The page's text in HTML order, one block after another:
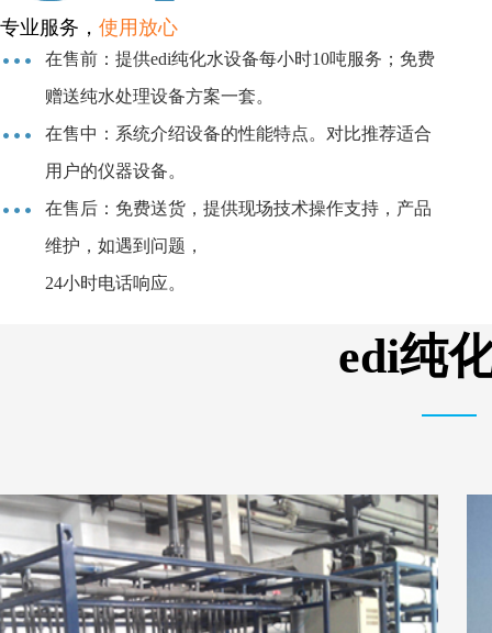
专业服务， 使用放心
在售前：提供edi纯化水设备每小时10吨服务；免费
赠送纯水处理设备方案一套。
在售中：系统介绍设备的性能特点。对比推荐适合
用户的仪器设备。
在售后：免费送货，提供现场技术操作支持，产品
维护，如遇到问题，
24小时电话响应。
edi纯